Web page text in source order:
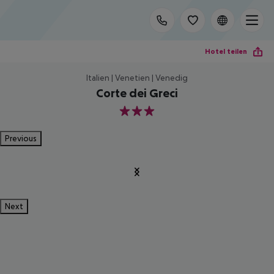
Hotel teilen
Italien | Venetien | Venedig
Corte dei Greci
3
Previous
Next